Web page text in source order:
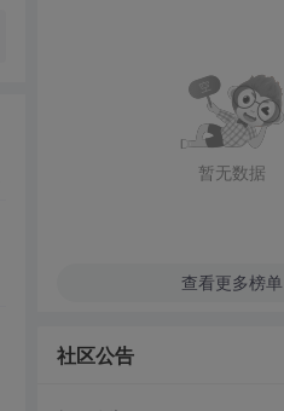
暂无数据
查看更多榜单
社区公告